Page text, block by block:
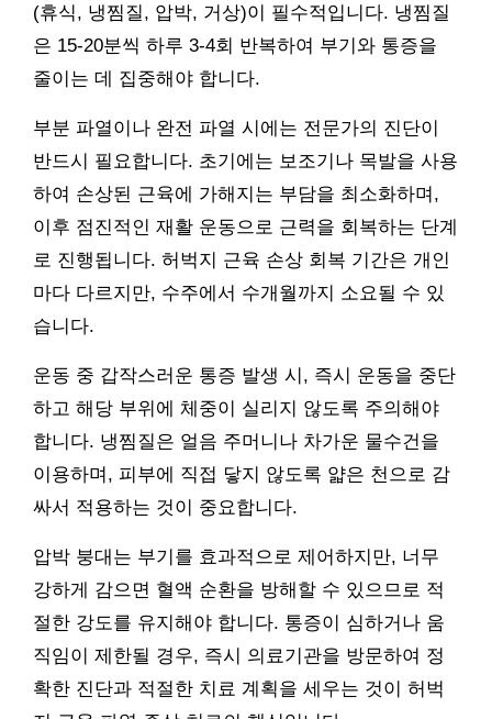
(휴식, 냉찜질, 압박, 거상)이 필수적입니다. 냉찜질
은 15-20분씩 하루 3-4회 반복하여 부기와 통증을
줄이는 데 집중해야 합니다.
부분 파열이나 완전 파열 시에는 전문가의 진단이
반드시 필요합니다. 초기에는 보조기나 목발을 사용
하여 손상된 근육에 가해지는 부담을 최소화하며,
이후 점진적인 재활 운동으로 근력을 회복하는 단계
로 진행됩니다. 허벅지 근육 손상 회복 기간은 개인
마다 다르지만, 수주에서 수개월까지 소요될 수 있
습니다.
운동 중 갑작스러운 통증 발생 시, 즉시 운동을 중단
하고 해당 부위에 체중이 실리지 않도록 주의해야
합니다. 냉찜질은 얼음 주머니나 차가운 물수건을
이용하며, 피부에 직접 닿지 않도록 얇은 천으로 감
싸서 적용하는 것이 중요합니다.
압박 붕대는 부기를 효과적으로 제어하지만, 너무
강하게 감으면 혈액 순환을 방해할 수 있으므로 적
절한 강도를 유지해야 합니다. 통증이 심하거나 움
직임이 제한될 경우, 즉시 의료기관을 방문하여 정
확한 진단과 적절한 치료 계획을 세우는 것이 허벅